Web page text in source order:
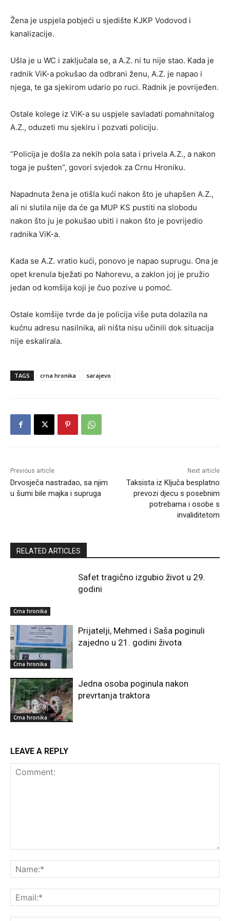
Žena je uspjela pobjeći u sjedište KJKP Vodovod i
kanalizacije.
Ušla je u WC i zaključala se, a A.Z. ni tu nije stao. Kada je
radnik ViK-a pokušao da odbrani ženu, A.Z. je napao i
njega, te ga sjekirom udario po ruci. Radnik je povrijeđen.
Ostale kolege iz ViK-a su uspjele savladati pomahnitalog
A.Z., oduzeti mu sjekiru i pozvati policiju.
“Policija je došla za nekih pola sata i privela A.Z., a nakon
toga je pušten”, govori svjedok za Crnu Hroniku.
Napadnuta žena je otišla kući nakon što je uhapšen A.Z.,
ali ni slutila nije da će ga MUP KS pustiti na slobodu
nakon što ju je pokušao ubiti i nakon što je povrijedio
radnika ViK-a.
Kada se A.Z. vratio kući, ponovo je napao suprugu. Ona je
opet krenula bježati po Nahorevu, a zaklon joj je pružio
jedan od komšija koji je čuo pozive u pomoć.
Ostale komšije tvrde da je policija više puta dolazila na
kućnu adresu nasilnika, ali ništa nisu učinili dok situacija
nije eskalirala.
TAGS crna hronika sarajevo
Previous article
Drvosječa nastradao, sa njim
u šumi bile majka i supruga
Next article
Taksista iz Ključa besplatno
prevozi djecu s posebnim
potrebama i osobe s
invaliditetom
RELATED ARTICLES
Crna hronika
Safet tragično izgubio život u 29.
godini
Crna hronika
Prijatelji, Mehmed i Saša poginuli
zajedno u 21. godini života
Crna hronika
Jedna osoba poginula nakon
prevrtanja traktora
LEAVE A REPLY